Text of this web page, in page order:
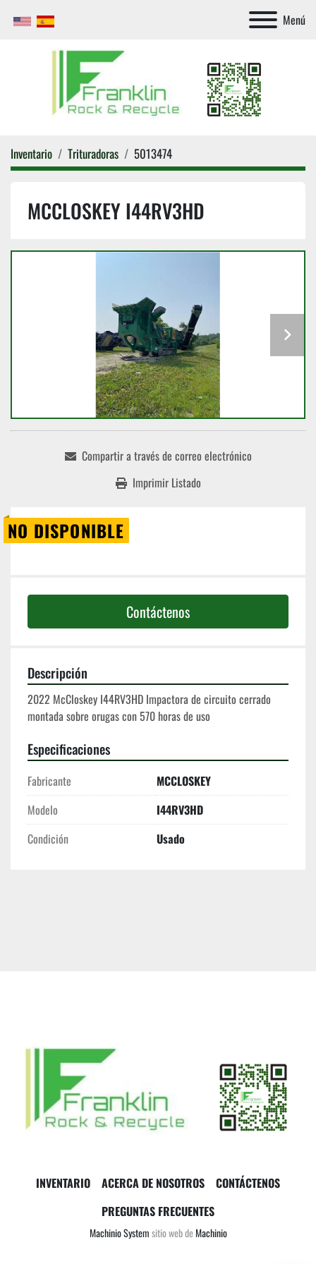
Menú
Inventario Trituradoras 5013474
MCCLOSKEY I44RV3HD
Compartir a través de correo electrónico
Imprimir Listado
NO DISPONIBLE
Contáctenos
Descripción
2022 McCloskey I44RV3HD Impactora de circuito cerrado
montada sobre orugas con 570 horas de uso
Especificaciones
Fabricante
MCCLOSKEY
Modelo
I44RV3HD
Condición
Usado
INVENTARIO ACERCA DE NOSOTROS
CONTÁCTENOS
PREGUNTAS FRECUENTES
Machinio Systemsitio web deMachinio